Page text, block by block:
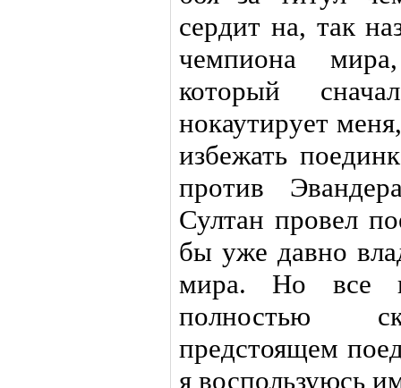
сердит на, так
чемпиона
который
нокаутирует
избежать
против
Султан провел
бы уже давно
мира. Но все
полностью
предстоящем
я воспользуюсь